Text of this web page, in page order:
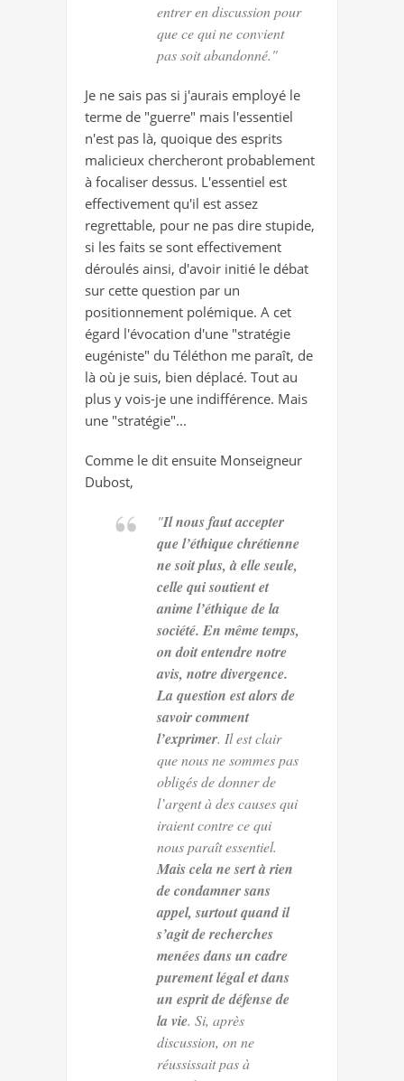
entrer en discussion pour
que ce qui ne convient
pas soit abandonné."
Je ne sais pas si j'aurais employé le
terme de "guerre" mais l'essentiel
n'est pas là, quoique des esprits
malicieux chercheront probablement
à focaliser dessus. L'essentiel est
effectivement qu'il est assez
regrettable, pour ne pas dire stupide,
si les faits se sont effectivement
déroulés ainsi, d'avoir initié le débat
sur cette question par un
positionnement polémique. A cet
égard l'évocation d'une "stratégie
eugéniste" du Téléthon me paraît, de
là où je suis, bien déplacé. Tout au
plus y vois-je une indifférence. Mais
une "stratégie"...
Comme le dit ensuite Monseigneur
Dubost,
"Il nous faut accepter
que l’éthique chrétienne
ne soit plus, à elle seule,
celle qui soutient et
anime l’éthique de la
société. En même temps,
on doit entendre notre
avis, notre divergence.
La question est alors de
savoir comment
l’exprimer. Il est clair
que nous ne sommes pas
obligés de donner de
l’argent à des causes qui
iraient contre ce qui
nous paraît essentiel.
Mais cela ne sert à rien
de condamner sans
appel, surtout quand il
s’agit de recherches
menées dans un cadre
purement légal et dans
un esprit de défense de
la vie. Si, après
discussion, on ne
réussissait pas à